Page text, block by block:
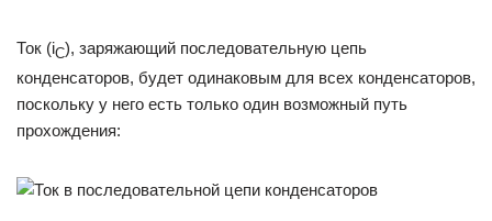
Ток (iC), заряжающий последовательную цепь
конденсаторов, будет одинаковым для всех конденсаторов,
поскольку у него есть только один возможный путь
прохождения: